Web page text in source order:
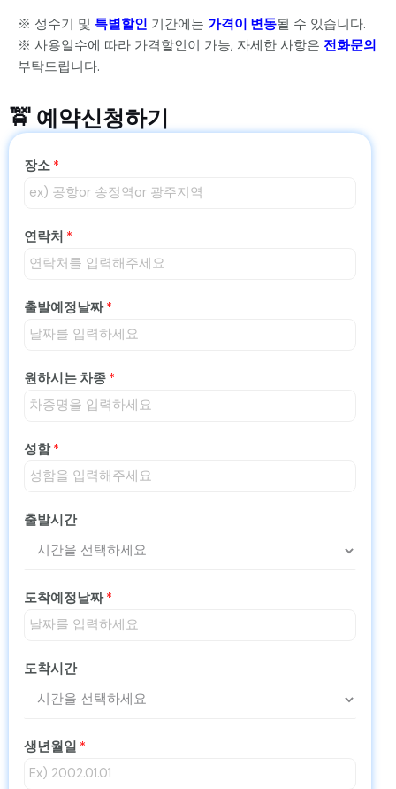
※ 성수기 및 특별할인 기간에는 가격이 변동될 수 있습니다.
※ 사용일수에 따라 가격할인이 가능, 자세한 사항은 전화문의
부탁드립니다.
🚖 예약신청하기
장소 *
연락처 *
출발예정날짜*
원하시는 차종 *
성함*
출발시간
도착예정날짜*
도착시간
생년월일 *